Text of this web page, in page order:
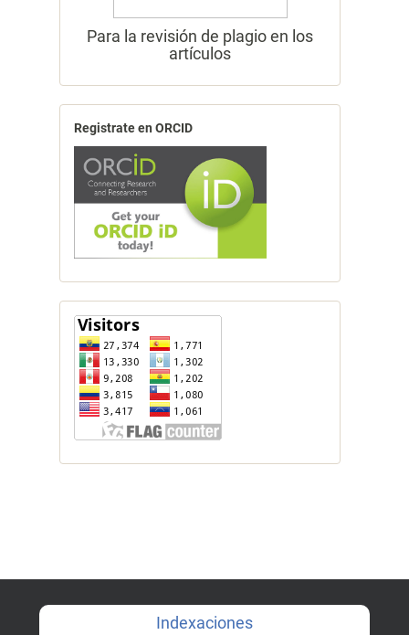
Para la revisión de plagio en los
artículos
Registrate en ORCID
Indexaciones